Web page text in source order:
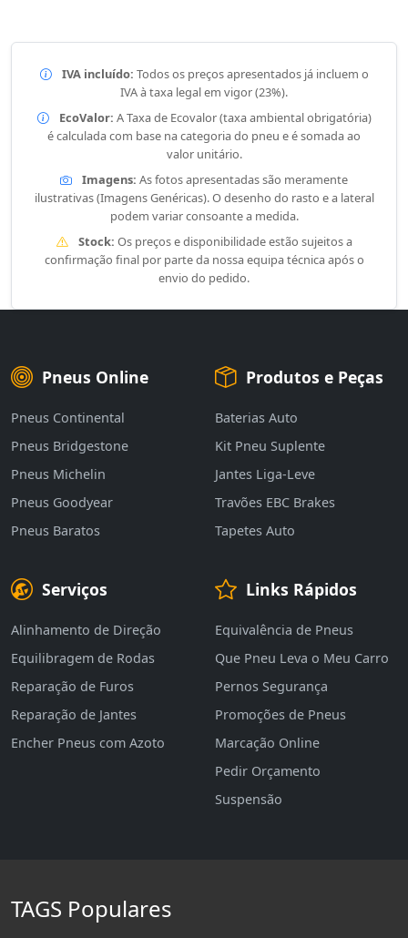
IVA incluído: Todos os preços apresentados já incluem o
IVA à taxa legal em vigor (23%).
EcoValor: A Taxa de Ecovalor (taxa ambiental obrigatória)
é calculada com base na categoria do pneu e é somada ao
valor unitário.
Imagens: As fotos apresentadas são meramente
ilustrativas (Imagens Genéricas). O desenho do rasto e a lateral
podem variar consoante a medida.
Stock: Os preços e disponibilidade estão sujeitos a
confirmação final por parte da nossa equipa técnica após o
envio do pedido.
Pneus Online
Pneus Continental
Pneus Bridgestone
Pneus Michelin
Pneus Goodyear
Pneus Baratos
Produtos e Peças
Baterias Auto
Kit Pneu Suplente
Jantes Liga-Leve
Travões EBC Brakes
Tapetes Auto
Serviços
Alinhamento de Direção
Equilibragem de Rodas
Reparação de Furos
Reparação de Jantes
Encher Pneus com Azoto
Links Rápidos
Equivalência de Pneus
Que Pneu Leva o Meu Carro
Pernos Segurança
Promoções de Pneus
Marcação Online
Pedir Orçamento
Suspensão
TAGS Populares